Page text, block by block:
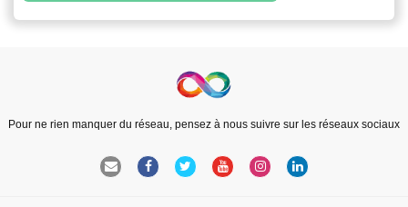
Pour ne rien manquer du réseau, pensez à nous suivre sur les réseaux sociaux